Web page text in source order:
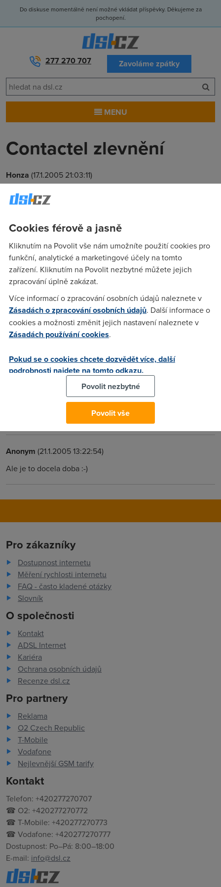
Do diskuse momentálně není možné vkládat příspěvky. Děkujeme za
pochopení.
277 270 707 Zavoláme zpátky
MENU
Contactel zlevnění
Honza (17.1.2005 21:03:11)
čau mam ADSL od Contactelu. Zajímá mě jestli si myslíte že
také zlevní nebo alespoň zrychlí připojení. Zvažuju totiž
Anonym (21.1.2005 00:15:58)
taky čekám a pořád s ničím Contactel nepřichází
Ref(21.1.2005 12:59:36)
cekam a porad nic
PŘESNĚ - ČEKÁM, ČEKÁM...
(21.1.2005 11:40:43)
Anonym (21.1.2005 13:22:54)
Ale je to docela doba :-)
Pro zákazníky
Dostupnost internetu
Měření rychlosti internetu
FAQ - často kladené otázky
Slovník
O společnosti
Kontakt
ADSL Internet
Kariéra
Ochrana osobních údajů
Recenze dsl.cz
Pro partnery
Reklama
O2 Czech Republic
T-Mobile
Vodafone
Nejlevnější GSM tarify
Kontakt
Telefon: +420277270707
☎ O2: +420277270772
☎ T-Mobile: +420277270773
☎ Vodafone: +420277270777
Dostupnost: Po–Pá: 8:00–18:00
E-mail: info@dsl.cz
Cookies férově a jasně
Kliknutím na Povolit vše nám umožníte použití cookies pro
funkční, analytické a marketingové účely na tomto
zařízení. Kliknutím na Povolit nezbytné můžete jejich
zpracování úplně zakázat.
Více informací o zpracování osobních údajů naleznete v
Zásadách o zpracování osobních údajů. Další informace o
cookies a možnosti změnit jejich nastavení naleznete v
Zásadách používání cookies.
Pokud se o cookies chcete dozvědět více, další
podrobnosti najdete na tomto odkazu.
Povolit nezbytné
Povolit vše